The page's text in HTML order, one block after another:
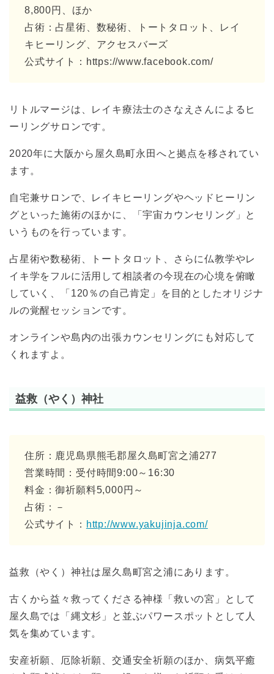
8,800円、ほか
占術：占星術、数秘術、トートタロット、レイ
キヒーリング、アクセスバーズ
公式サイト：https://www.facebook.com/
リトルマージは、レイキ療法士のさなえさんによるヒ
ーリングサロンです。
2020年に大阪から屋久島町永田へと拠点を移されてい
ます。
自宅兼サロンで、レイキヒーリングやヘッドヒーリン
グといった施術のほかに、「宇宙カウンセリング」と
いうものを行っています。
占星術や数秘術、トートタロット、さらに仏教学やレ
イキ学をフルに活用して相談者の今現在の心境を俯瞰
していく、「120％の自己肯定」を目的としたオリジナ
ルの覚醒セッションです。
オンラインや島内の出張カウンセリングにも対応して
くれますよ。
益救（やく）神社
住所：鹿児島県熊毛郡屋久島町宮之浦277
営業時間：受付時間9:00～16:30
料金：御祈願料5,000円～
占術：－
公式サイト： http://www.yakujinja.com/
益救（やく）神社は屋久島町宮之浦にあります。
古くから益々救ってくださる神様「救いの宮」として
屋久島では「縄文杉」と並ぶパワースポットとして人
気を集めています。
安産祈願、厄除祈願、交通安全祈願のほか、病気平癒